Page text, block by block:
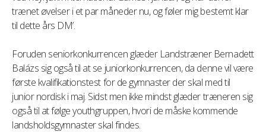
trænet øvelser i et par måneder nu, og føler mig bestemt klar
til dette års DM’.
Foruden seniorkonkurrencen glæder Landstræner Bernadett
Balázs sig også til at se juniorkonkurrencen, da denne vil være
første kvalifikationstest for de gymnaster der skal med til
junior nordisk i maj. Sidst men ikke mindst glæder træneren sig
også til at følge youthgruppen, hvori de måske kommende
landsholdsgymnaster skal findes.